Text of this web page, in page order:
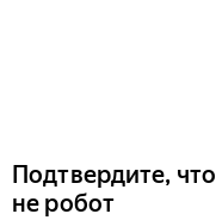
Подтвердите,
не робот